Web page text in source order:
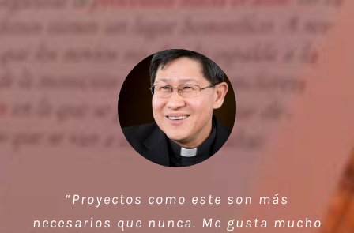
“Proyectos como este son más
necesarios que nunca. Me gusta mucho